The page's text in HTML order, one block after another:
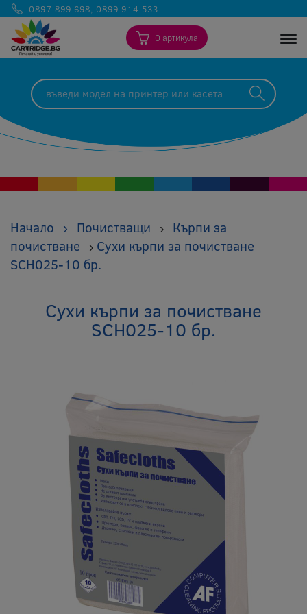
0897 899 698, 0899 914 533
0 артикула
Начало › Почистващи › Кърпи за
почистване
› Сухи кърпи за почистване
SCH025-10 бр.
Сухи кърпи за почистване
SCH025-10 бр.